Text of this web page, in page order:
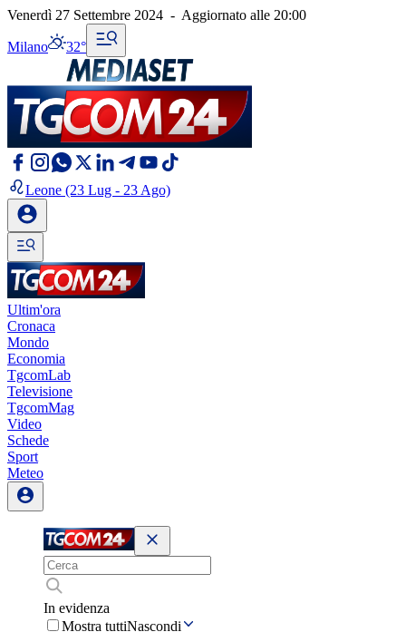
Venerdì 27 Settembre 2024 - Aggiornato alle 20:00
Milano 32°
Leone (23 Lug - 23 Ago)
Ultim'ora
Cronaca
Mondo
Economia
TgcomLab
Televisione
TgcomMag
Video
Schede
Sport
Meteo
In evidenza
Mostra tuttiNascondi